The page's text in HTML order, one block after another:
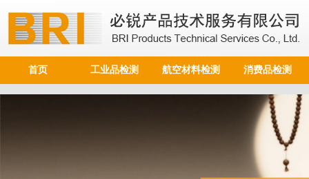
首页 工业品检测 航空材料检测 消费品检测